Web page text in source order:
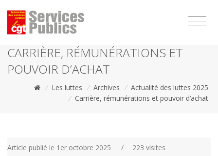
CARRIÈRE, RÉMUNÉRATIONS ET
POUVOIR D’ACHAT
/ Les luttes / Archives / Actualité des luttes 2025
/ Carrière, rémunérations et pouvoir d’achat
Article publié le 1er octobre 2025 / 223 visites